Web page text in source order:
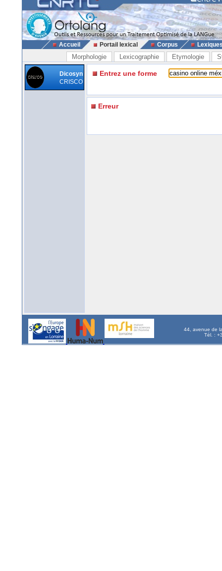
Accueil Portail lexical Corpus
Morphologie Lexicographie Etymologie
Dicosyn
CRISCO
Entrez une forme
Erreur
44, avenue de
Tél. :